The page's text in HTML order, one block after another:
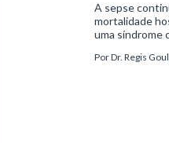
A sepse
mortalidade
uma síndrome
manejo
PorDr. Regis